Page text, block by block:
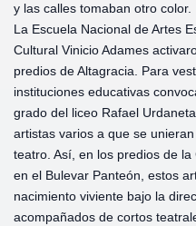
y las calles tomaban otro color.
La Escuela Nacional de Artes
Cultural Vinicio Adames
predios de Altagracia. Para
instituciones educativas
grado del liceo Rafael
artistas varios a que se
teatro. Así, en los predios de
en el Bulevar Panteón, estos
nacimiento viviente bajo la
acompañados de cortos